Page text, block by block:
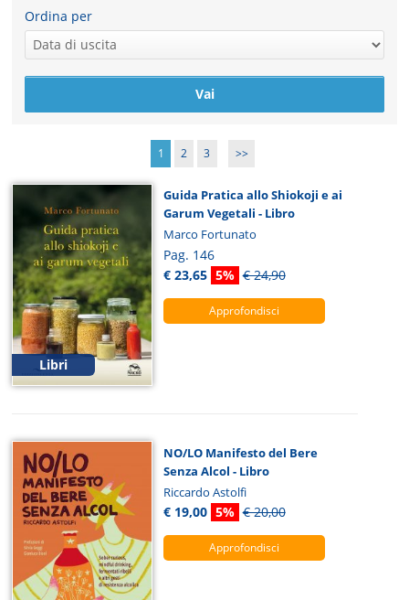
Ordina per
1 2 3 >>
Libri
Guida Pratica allo Shiokoji e ai
Garum Vegetali - Libro
Marco Fortunato
Pag. 146
€ 23,65 5% € 24,90
Approfondisci
NO/LO Manifesto del Bere
Senza Alcol - Libro
Riccardo Astolfi
€ 19,00 5% € 20,00
Approfondisci